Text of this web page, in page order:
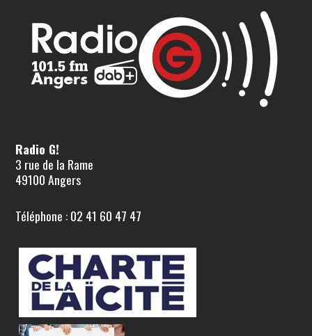
Radio G!
3 rue de la Rame
49100 Angers
Téléphone : 02 41 60 47 47